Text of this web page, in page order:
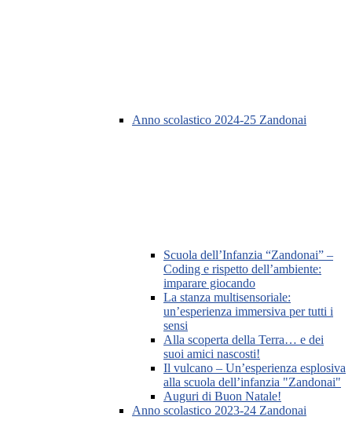
Anno scolastico 2024-25 Zandonai
Scuola dell’Infanzia “Zandonai” –
Coding e rispetto dell’ambiente:
imparare giocando
La stanza multisensoriale:
un’esperienza immersiva per tutti i
sensi
Alla scoperta della Terra… e dei
suoi amici nascosti!
Il vulcano – Un’esperienza esplosiva
alla scuola dell’infanzia "Zandonai"
Auguri di Buon Natale!
Anno scolastico 2023-24 Zandonai